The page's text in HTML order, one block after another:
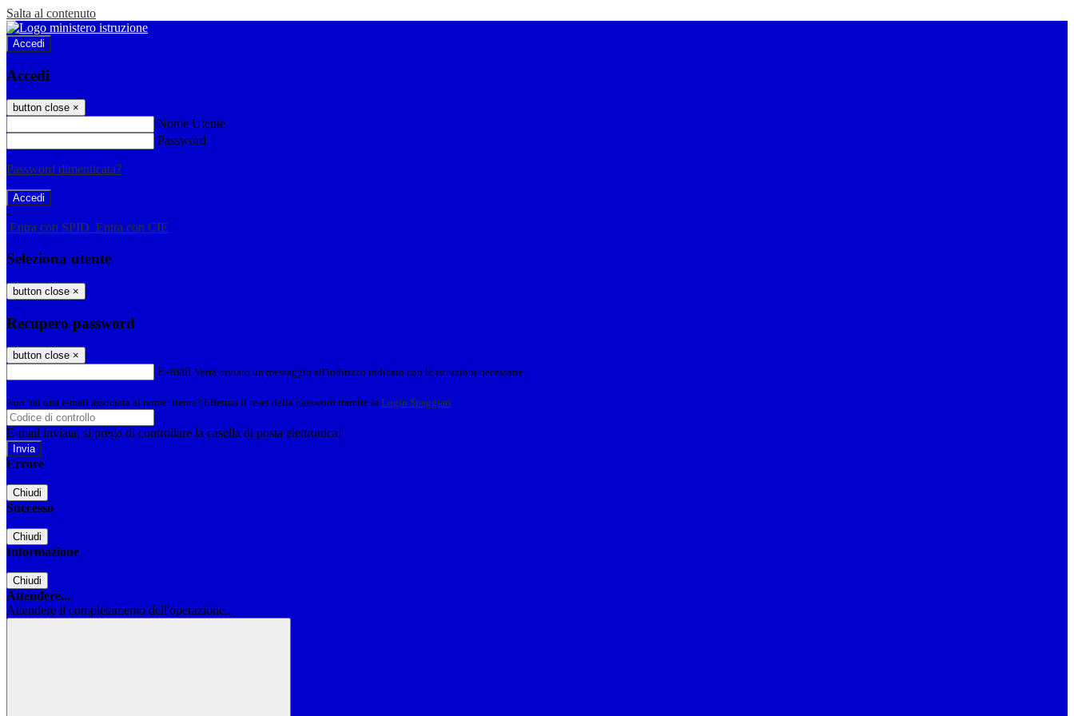
Salta al contenuto
Accedi
Accedi
button close ×
Nome Utente
Password
Password dimenticata?
-
Entra con SPID Entra con CIE
Seleziona utente
button close ×
Recupero password
button close ×
E-mail Verrà inviato un messaggio all'indirizzo indicato con le istruzioni necessarie.
Non hai una e-mail associata al nome utente? Effettua il reset della password tramite la Login Spaggiari
E-mail inviata, si prega di controllare la casella di posta elettronica!
Errore
Chiudi
Successo
Chiudi
Informazione
Chiudi
Attendere...
Attendere il completamento dell'operazione...